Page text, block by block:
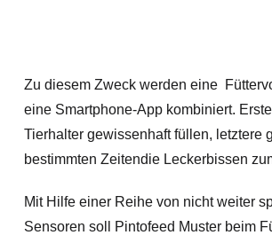
Zu diesem Zweck werden eine
eine Smartphone-App kombiniert.
Tierhalter gewissenhaft füllen, letztere
bestimmten Zeitendie Leckerbissen
Mit Hilfe einer Reihe von nicht weiter
Sensoren soll Pintofeed Muster beim